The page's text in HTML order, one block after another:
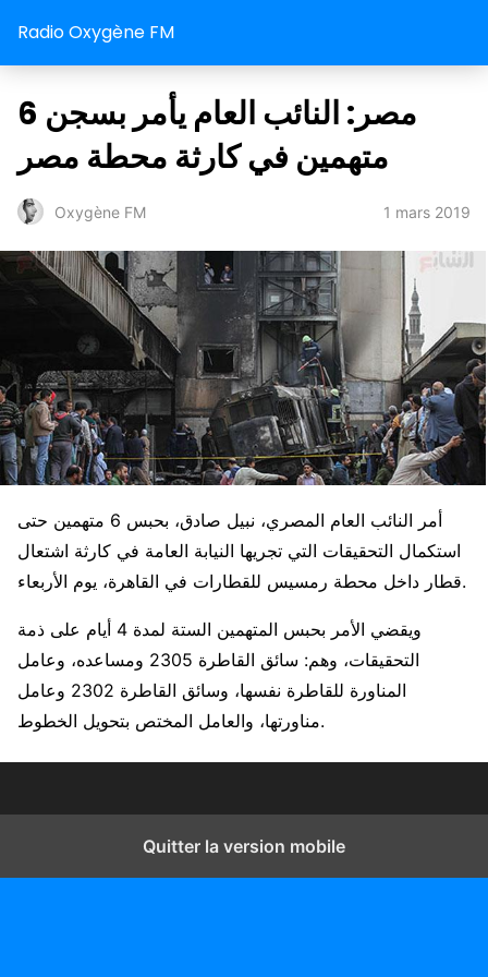
Radio Oxygène FM
مصر: النائب العام يأمر بسجن 6
متهمين في كارثة محطة مصر
Oxygène FM 1 mars 2019
أمر النائب العام المصري، نبيل صادق، بحبس 6 متهمين حتى
استكمال التحقيقات التي تجريها النيابة العامة في كارثة اشتعال
قطار داخل محطة رمسيس للقطارات في القاهرة، يوم الأربعاء.
ويقضي الأمر بحبس المتهمين الستة لمدة 4 أيام على ذمة
التحقيقات، وهم: سائق القاطرة 2305 ومساعده، وعامل
المناورة للقاطرة نفسها، وسائق القاطرة 2302 وعامل
مناورتها، والعامل المختص بتحويل الخطوط.
Quitter la version mobile